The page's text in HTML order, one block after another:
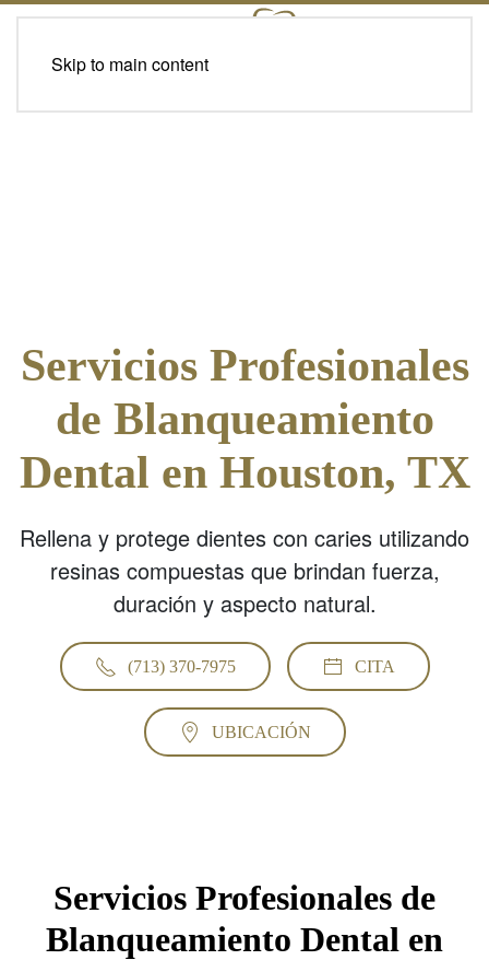
Skip to main content
Servicios Profesionales
de Blanqueamiento
Dental en Houston, TX
Rellena y protege dientes con caries utilizando
resinas compuestas que brindan fuerza,
duración y aspecto natural.
(713) 370-7975 CITA
UBICACIÓN
Servicios Profesionales de
Blanqueamiento Dental en